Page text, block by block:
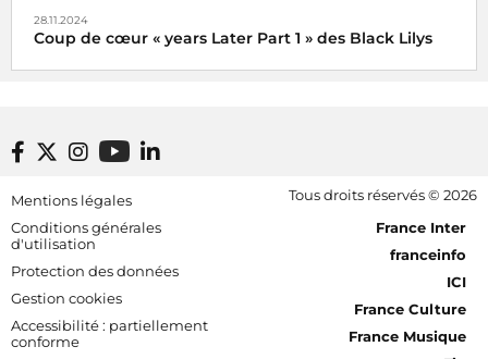
28.11.2024
Coup de cœur « years Later Part 1 » des Black Lilys
Black Lilys, une caresse magique et émotionnelle pop
folk
Radio France, le 2 décembre 2024
Footer bottom
Mentions légales
Conditions générales
d'utilisation
Protection des données
Gestion cookies
Accessibilité : partiellement
conforme
Tous droits réservés © 2026
[RDF] Pied de page - Mobile
France Inter
franceinfo
ICI
France Culture
France Musique